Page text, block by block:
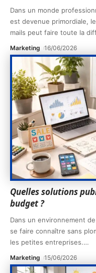
Dans un monde
est devenue primordiale,
mails peut faire toute la
Marketing 16/06/2026
Quelles solutions
budget ?
Dans un environnement
se faire connaître sans
les petites entreprises.…
Marketing 15/06/2026